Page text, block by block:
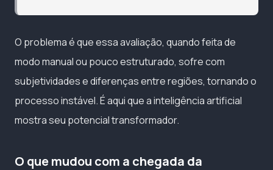
O problema é que essa avaliação, quando feita de
modo manual ou pouco estruturado, sofre com
subjetividades e diferenças entre regiões, tornando o
processo instável. É aqui que a inteligência artificial
mostra seu potencial transformador.
O que mudou com a chegada da